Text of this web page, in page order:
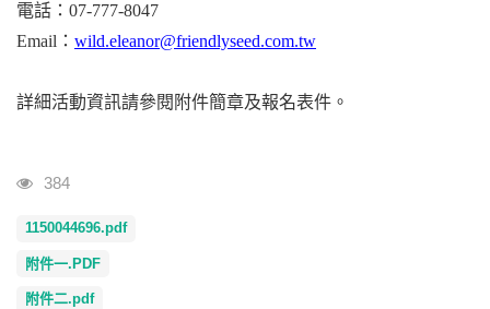
電話：07-777-8047
Email： wild.eleanor@friendlyseed.com.tw
詳細活動資訊請參閱附件簡章及報名表件。
瀏覽人次
384
1150044696.pdf
附件一.PDF
附件二.pdf